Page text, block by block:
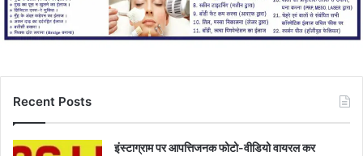
Recent Posts
इंस्टाग्राम पर आपत्तिजनक फोटो-वीडियो वायरल कर